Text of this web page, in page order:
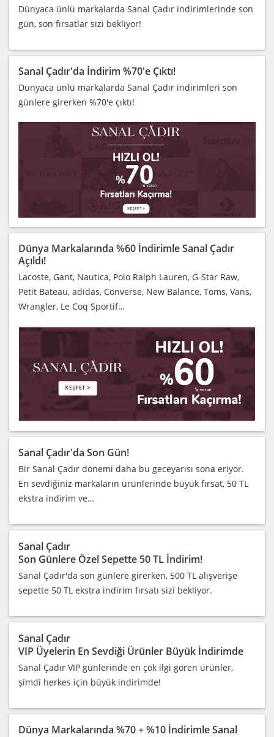
Dünyaca ünlü markalarda Sanal Çadır indirimlerinde son
gün, son fırsatlar sizi bekliyor!
Sanal Çadır'da İndirim %70'e Çıktı!
Dünyaca ünlü markalarda Sanal Çadır indirimleri son
günlere girerken %70'e çıktı!
Dünya Markalarında %60 İndirimle Sanal Çadır
Açıldı!
Lacoste, Gant, Nautica, Polo Ralph Lauren, G-Star Raw,
Petit Bateau, adidas, Converse, New Balance, Toms, Vans,
Wrangler, Le Coq Sportif…
Sanal Çadır'da Son Gün!
Bir Sanal Çadır dönemi daha bu geceyarısı sona eriyor.
En sevdiğiniz markaların ürünlerinde büyük fırsat, 50 TL
ekstra indirim ve…
Sanal Çadır
Son Günlere Özel Sepette 50 TL İndirim!
Sanal Çadır'da son günlere girerken, 500 TL alışverişe
sepette 50 TL ekstra indirim fırsatı sizi bekliyor.
Sanal Çadır
VIP Üyelerin En Sevdiği Ürünler Büyük İndirimde
Sanal Çadır VIP günlerinde en çok ilgi gören ürünler,
şimdi herkes için büyük indirimde!
Dünya Markalarında %70 + %10 İndirimle Sanal